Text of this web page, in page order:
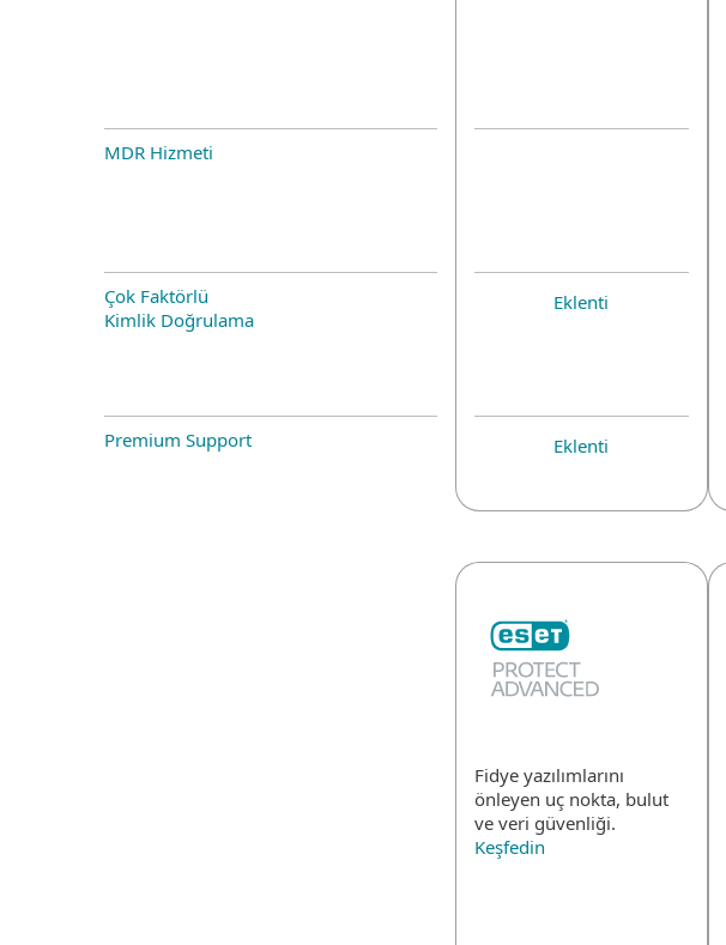
MDR Hizmeti
Çok Faktörlü
Kimlik Doğrulama
Eklenti
Premium Support Eklenti
Fidye yazılımlarını
önleyen uç nokta, bulut
ve veri güvenliği.
Keşfedin